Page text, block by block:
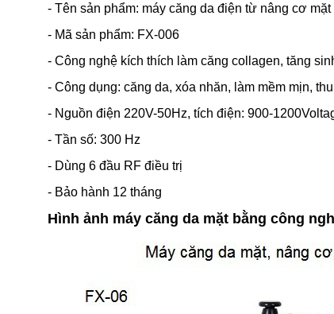
- Tên sản phẩm: máy căng da điện từ nâng cơ mặt
- Mã sản phẩm: FX-006
- Công nghệ kích thích làm căng collagen, tăng
- Công dụng: căng da, xóa nhăn, làm mềm mịn,
- Nguồn điện 220V-50Hz, tích điện: 900-
- Tần số: 300 Hz
- Dùng 6 đầu RF điều trị
- Bảo hành 12 tháng
Hình ảnh máy căng da mặt bằng công